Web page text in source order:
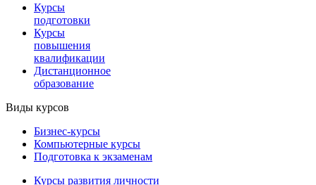
Курсы
подготовки
Курсы
повышения
квалификации
Дистанционное
образование
Виды курсов
Бизнес-курсы
Компьютерные курсы
Подготовка к экзаменам
Курсы развития личности